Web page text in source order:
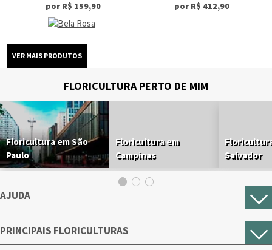
por R$ 159,90 por R$ 412,90
FLORICULTURA PERTO DE MIM
Floricultura em São
Paulo
Floricultura em
Campinas
Salvador
AJUDA
PRINCIPAIS FLORICULTURAS